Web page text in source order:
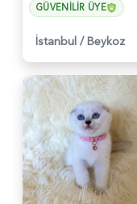
GÜVENILIR ÜYE
İstanbul / Beykoz